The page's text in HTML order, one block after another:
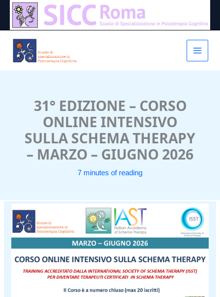
contenuto
31° EDIZIONE – CORSO
ONLINE INTENSIVO
SULLA SCHEMA THERAPY
– MARZO – GIUGNO 2026
7 minutes of reading